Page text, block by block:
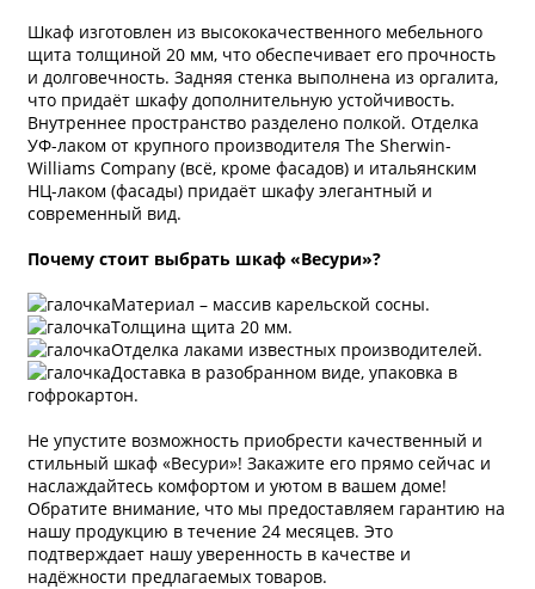
Шкаф изготовлен из высококачественного мебельного
щита толщиной 20 мм, что обеспечивает его прочность
и долговечность. Задняя стенка выполнена из оргалита,
что придаёт шкафу дополнительную устойчивость.
Внутреннее пространство разделено полкой. Отделка
УФ-лаком от крупного производителя The Sherwin-
Williams Company (всё, кроме фасадов) и итальянским
НЦ-лаком (фасады) придаёт шкафу элегантный и
современный вид.
Почему стоит выбрать шкаф «Весури»?
Материал – массив карельской сосны.
Толщина щита 20 мм.
Отделка лаками известных производителей.
Доставка в разобранном виде, упаковка в
гофрокартон.
Не упустите возможность приобрести качественный и
стильный шкаф «Весури»! Закажите его прямо сейчас и
наслаждайтесь комфортом и уютом в вашем доме!
Обратите внимание, что мы предоставляем гарантию на
нашу продукцию в течение 24 месяцев. Это
подтверждает нашу уверенность в качестве и
надёжности предлагаемых товаров.